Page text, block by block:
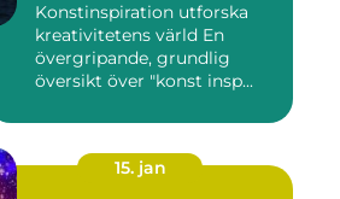
Konstinspiration utforska
kreativitetens värld En
övergripande, grundlig
översikt över "konst insp...
15. jan